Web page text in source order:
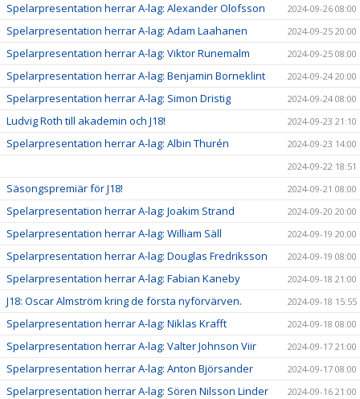
Spelarpresentation herrar A-lag: Alexander Olofsson 2024-09-26 08:00
Spelarpresentation herrar A-lag: Adam Laahanen 2024-09-25 20:00
Spelarpresentation herrar A-lag: Viktor Runemalm 2024-09-25 08:00
Spelarpresentation herrar A-lag: Benjamin Borneklint 2024-09-24 20:00
Spelarpresentation herrar A-lag: Simon Dristig 2024-09-24 08:00
Ludvig Roth till akademin och J18! 2024-09-23 21:10
Spelarpresentation herrar A-lag: Albin Thurén
2024-09-23 14:00
2024-09-22 18:51
Säsongspremiär för J18! 2024-09-21 08:00
Spelarpresentation herrar A-lag: Joakim Strand 2024-09-20 20:00
Spelarpresentation herrar A-lag: William Säll 2024-09-19 20:00
Spelarpresentation herrar A-lag: Douglas Fredriksson 2024-09-19 08:00
Spelarpresentation herrar A-lag: Fabian Kaneby 2024-09-18 21:00
J18: Oscar Almström kring de första nyförvärven. 2024-09-18 15:55
Spelarpresentation herrar A-lag: Niklas Krafft 2024-09-18 08:00
Spelarpresentation herrar A-lag: Valter Johnson Viir 2024-09-17 21:00
Spelarpresentation herrar A-lag: Anton Björsander 2024-09-17 08:00
Spelarpresentation herrar A-lag: Sören Nilsson Linder 2024-09-16 21:00